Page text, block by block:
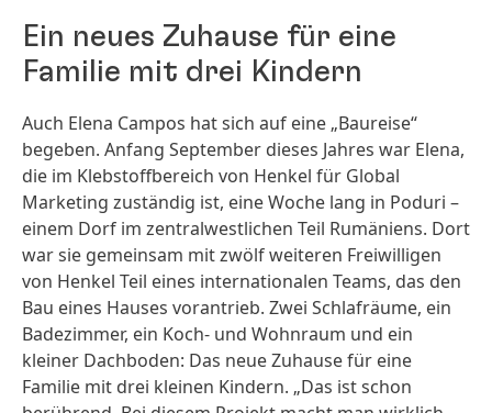
Ein neues Zuhause für eine
Familie mit drei Kindern
Auch Elena Campos hat sich auf eine „Baureise“
begeben. Anfang September dieses Jahres war Elena,
die im Klebstoffbereich von Henkel für Global
Marketing zuständig ist, eine Woche lang in Poduri –
einem Dorf im zentralwestlichen Teil Rumäniens. Dort
war sie gemeinsam mit zwölf weiteren Freiwilligen
von Henkel Teil eines internationalen Teams, das den
Bau eines Hauses vorantrieb. Zwei Schlafräume, ein
Badezimmer, ein Koch- und Wohnraum und ein
kleiner Dachboden: Das neue Zuhause für eine
Familie mit drei kleinen Kindern. „Das ist schon